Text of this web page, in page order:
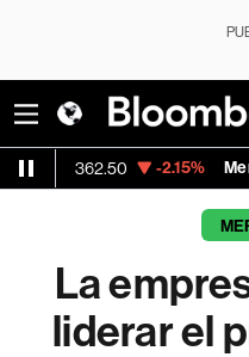
-2.15% MercadoLibre
La
liderar el